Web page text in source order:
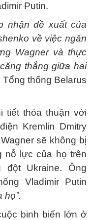
Putin.
nhận đề xuất của
về việc ngăn
Wagner và thực
thẳng giữa hai
thống Belarus
tiết thỏa thuận với
Kremlin Dmitry
sẽ không bị
nỗ lực của họ trên
Ukraine. Ông
Vladimir Putin
họ”.
binh biến lớn ở